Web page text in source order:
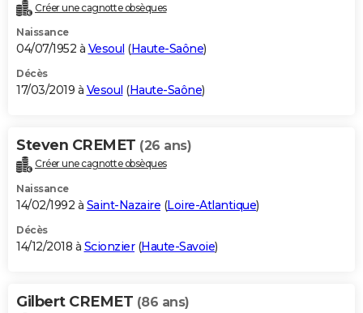
Créer une cagnotte obsèques
Naissance
04/07/1952 à Vesoul (Haute-Saône)
Décès
17/03/2019 à Vesoul (Haute-Saône)
Steven CREMET (26 ans)
Créer une cagnotte obsèques
Naissance
14/02/1992 à Saint-Nazaire (Loire-Atlantique)
Décès
14/12/2018 à Scionzier(Haute-Savoie)
Gilbert CREMET (86 ans)